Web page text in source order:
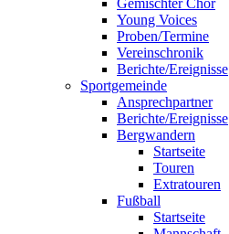
Young Voices
Proben/Termine
Vereinschronik
Berichte/Ereignisse
Sportgemeinde
Ansprechpartner
Berichte/Ereignisse
Bergwandern
Startseite
Touren
Extratouren
Fußball
Startseite